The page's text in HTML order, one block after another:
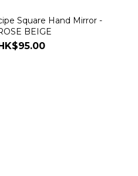
Square Hand Mirror -
BEIGE